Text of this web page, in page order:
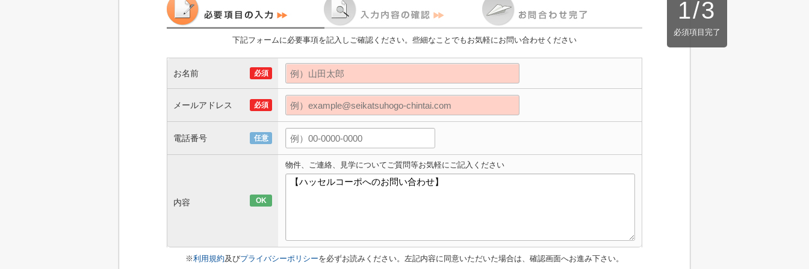
1/3
必須項目完了
下記フォームに必要事項を記入しご確認ください。些細なことでもお気軽にお問い合わせください
お名前 必須
メールアドレス 必須
電話番号 任意
内容 OK
物件、ご連絡、見学についてご質問等お気軽にご記入ください
※利用規約及びプライバシーポリシーを必ずお読みください。左記内容に同意いただいた場合は、確認画面へお進み下さい。